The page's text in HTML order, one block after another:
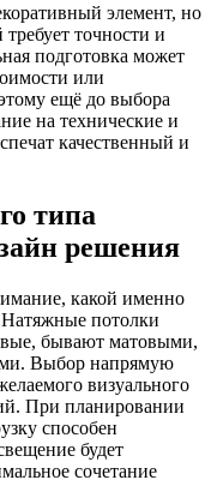
элемент, но
точности и
подготовка может
или
ещё до выбора
на технические и
качественный и
типа
решения
какой именно
потолки
бывают матовыми,
Выбор напрямую
визуального
При планировании
способен
будет
сочетание